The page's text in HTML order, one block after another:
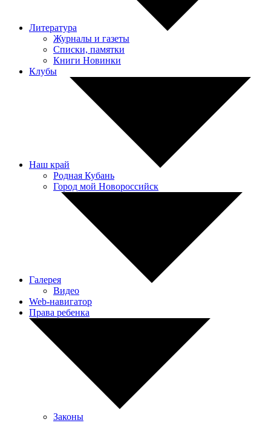
Литература
Журналы и газеты
Списки, памятки
Книги Новинки
Клубы
Наш край
Родная Кубань
Город мой Новороссийск
Галерея
Видео
Web-навигатор
Права ребенка
Законы